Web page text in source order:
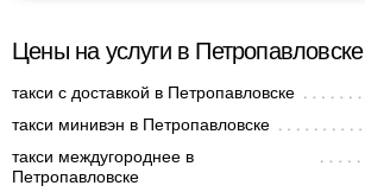
Цены на услуги в Петропавловске
такси с доставкой в Петропавловске
такси минивэн в Петропавловске
такси междугороднее в
Петропавловске